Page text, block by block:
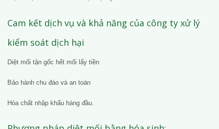
Cam kết dịch vụ và khả năng của công ty xử lý
kiểm soát dịch hại
Diệt mối tận gốc hết mối lấy tiền
Bảo hành chu đáo và an toàn
Hóa chất nhập khẩu hàng đầu.